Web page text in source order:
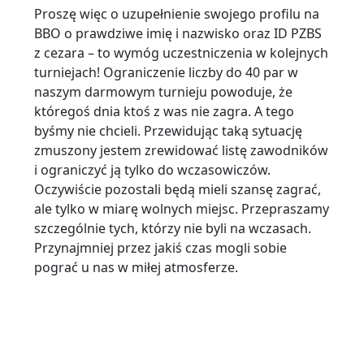
Proszę więc o uzupełnienie swojego profilu na
BBO o prawdziwe imię i nazwisko oraz ID PZBS
z cezara – to wymóg uczestniczenia w kolejnych
turniejach! Ograniczenie liczby do 40 par w
naszym darmowym turnieju powoduje, że
któregoś dnia ktoś z was nie zagra. A tego
byśmy nie chcieli. Przewidując taką sytuację
zmuszony jestem zrewidować listę zawodników
i ograniczyć ją tylko do wczasowiczów.
Oczywiście pozostali będą mieli szansę zagrać,
ale tylko w miarę wolnych miejsc. Przepraszamy
szczególnie tych, którzy nie byli na wczasach.
Przynajmniej przez jakiś czas mogli sobie
pograć u nas w miłej atmosferze.